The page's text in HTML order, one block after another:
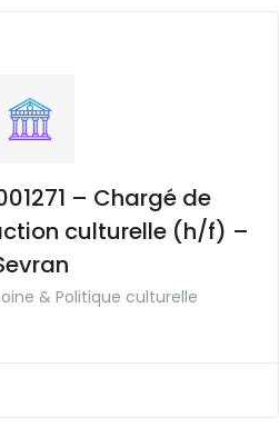
– Chargé de
culturelle (h/f) –
& Politique culturelle